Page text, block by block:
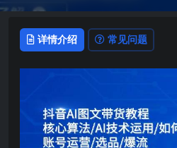
详情介绍 常见问题